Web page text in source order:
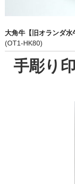
印鑑ケース
お客様の声
ご利用案内
お問い合わせ
大角牛【旧オランダ
(OT1-HK80)
手彫り